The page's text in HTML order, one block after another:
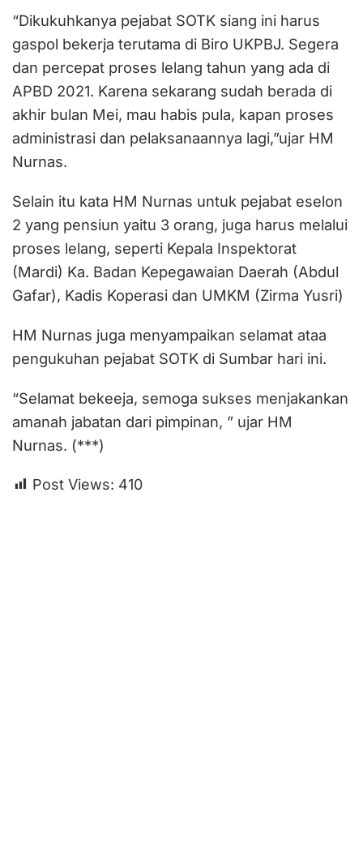
“Dikukuhkanya pejabat SOTK siang ini harus
gaspol bekerja terutama di Biro UKPBJ. Segera
dan percepat proses lelang tahun yang ada di
APBD 2021. Karena sekarang sudah berada di
akhir bulan Mei, mau habis pula, kapan proses
administrasi dan pelaksanaannya lagi,”ujar HM
Nurnas.
Selain itu kata HM Nurnas untuk pejabat eselon
2 yang pensiun yaitu 3 orang, juga harus melalui
proses lelang, seperti Kepala Inspektorat
(Mardi) Ka. Badan Kepegawaian Daerah (Abdul
Gafar), Kadis Koperasi dan UMKM (Zirma Yusri)
HM Nurnas juga menyampaikan selamat ataa
pengukuhan pejabat SOTK di Sumbar hari ini.
“Selamat bekeeja, semoga sukses menjakankan
amanah jabatan dari pimpinan, ” ujar HM
Nurnas. (***)
Post Views: 410